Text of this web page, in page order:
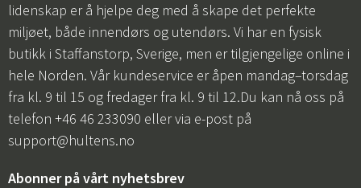
lidenskap er å hjelpe deg med å skape det perfekte
miljøet, både innendørs og utendørs. Vi har en fysisk
butikk i Staffanstorp, Sverige, men er tilgjengelige online i
hele Norden. Vår kundeservice er åpen mandag–torsdag
fra kl. 9 til 15 og fredager fra kl. 9 til 12.Du kan nå oss på
telefon +46 46 233090 eller via e-post på
support@hultens.no
Abonner på vårt nyhetsbrev